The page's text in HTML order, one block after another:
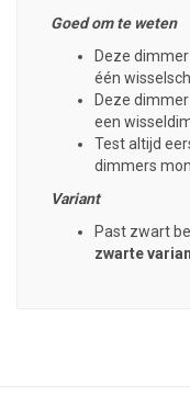
Goed om te weten
Deze
één
Deze
een
Test altijd
dimmers
Variant
Past zwart
zwarte